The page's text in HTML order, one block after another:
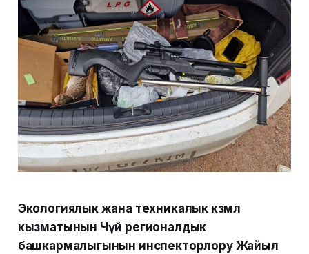
Экологиялык жана техникалык көзөмөл
кызматынын Чүй регионалдык
башкармалыгынын инспекторлору Жайыл